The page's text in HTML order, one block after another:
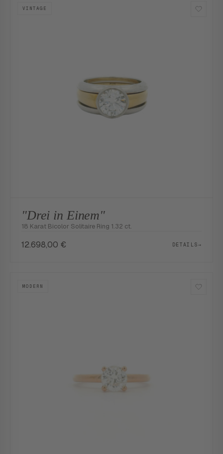
VINTAGE
"Drei in Einem"
18 Karat Bicolor Solitaire Ring 1.32 ct.
12.698,00 € DETAILS→
MODERN